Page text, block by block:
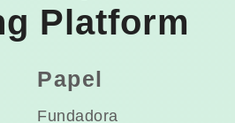
Platform
Papel
Fundadora